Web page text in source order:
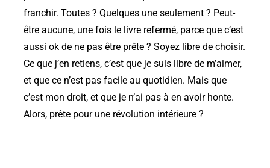
franchir. Toutes ? Quelques une seulement ? Peut-
être aucune, une fois le livre refermé, parce que c’est
aussi ok de ne pas être prête ? Soyez libre de choisir.
Ce que j’en retiens, c’est que je suis libre de m’aimer,
et que ce n’est pas facile au quotidien. Mais que
c’est mon droit, et que je n’ai pas à en avoir honte.
Alors, prête pour une révolution intérieure ?